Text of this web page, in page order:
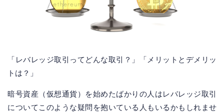
「レバレッジ取引ってどんな取引？」「メリットとデメリッ
トは？」
暗号資産（仮想通貨）を始めたばかりの人はレバレッジ取引
についてこのような疑問を抱いている人もいるかもしれませ